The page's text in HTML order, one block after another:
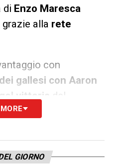
di Enzo Maresca
alla rete
con
gallesi con Aaron
gol vittoria
del
20.
TOP NEWS
GIORNO